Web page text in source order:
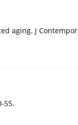
aging. J
55.